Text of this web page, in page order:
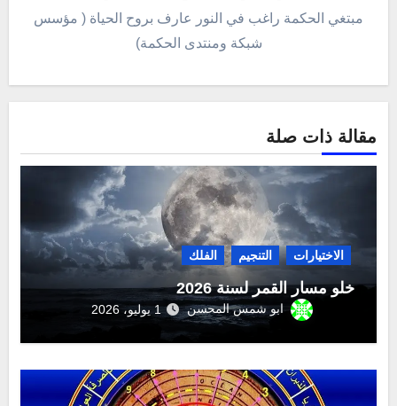
مبتغي الحكمة راغب في النور عارف بروح الحياة ( مؤسس
شبكة ومنتدى الحكمة)
مقالة ذات صلة
الاختيارات التنجيم الفلك
خلو مسار القمر لسنة 2026
ابو شمس المحسن 1 يوليو، 2026